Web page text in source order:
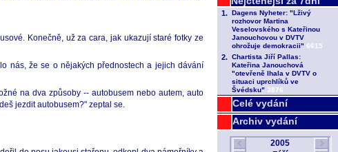
Celé vydání
Archiv vydání
Konečně, už za cara, jak ukazují staré fotky ze
nás, že se o nějakých přednostech a jejich dávání
na dva způsoby -- autobusem nebo autem, auto
jezdit autobusem?" zeptal se.